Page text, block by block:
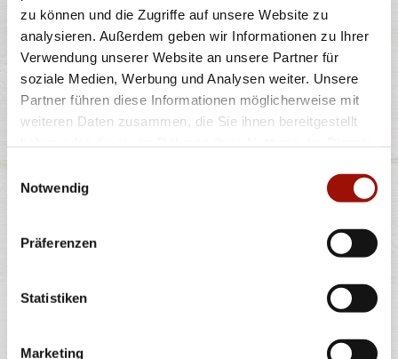
zu können und die Zugriffe auf unsere Website zu
analysieren. Außerdem geben wir Informationen zu Ihrer
Verwendung unserer Website an unsere Partner für
soziale Medien, Werbung und Analysen weiter. Unsere
Partner führen diese Informationen möglicherweise mit
weiteren Daten zusammen, die Sie ihnen bereitgestellt
Notwendig
Präferenzen
Statistiken
Marketing
Standard(26cm)
14,90 €
Maxi(32cm)
20,40 €
Wumbo (38cm)
26,40 €
STEAK & BACON
Pizzateig, Tomatensauce, Gouda, Rindersteakstreifen,
Bacon, Tomaten,
(38cm)